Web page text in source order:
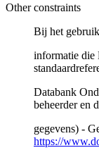
Other constraints
Bij het
informatie die
Databank
beheerder en
gegevens) -
https://